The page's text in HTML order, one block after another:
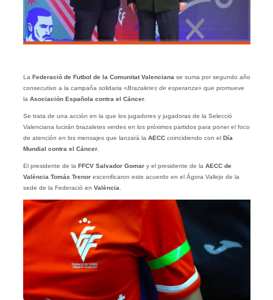
La Federació de Futbol de la Comunitat Valenciana se suma por segundo año
consecutivo a la campaña solidaria «Brazaletes de esperanza» que promueve
la Asociación Española contra el Cáncer.
Se trata de una acción en la que los jugadores y jugadoras de la Selecció
Valenciana lucirán brazaletes verdes en los próximos partidos para poner el foco
de atención en los mensajes que lanzará la AECCcoincidiendo con el Día
Mundial contra el Cáncer.
El presidente de la FFCV Salvador Gomar y el presidente de la AECC de
València Tomás Trenorescenificaron este acuerdo en el Ágora Vallejo de la
sede de la Federació en València